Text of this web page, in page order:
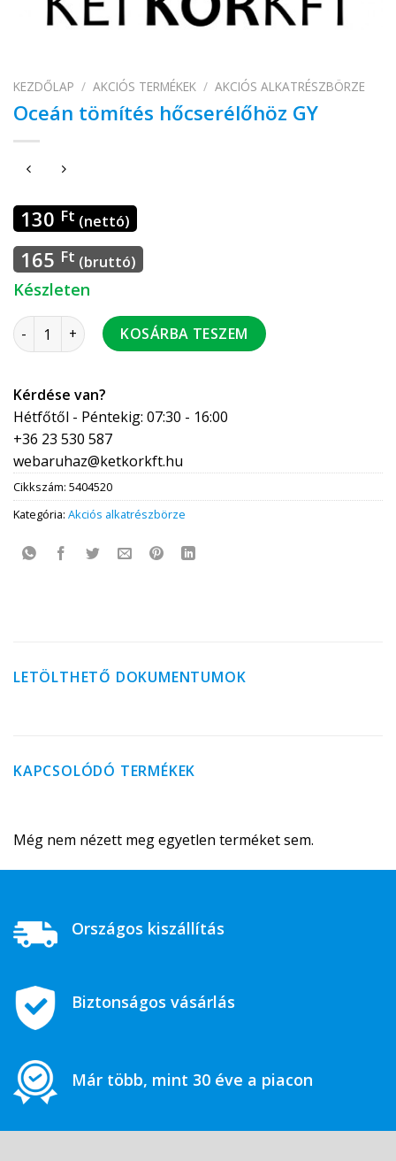
KEZDŐLAP / AKCIÓS TERMÉKEK / AKCIÓS ALKATRÉSZBÖRZE
Oceán tömítés hőcserélőhöz GY
130 Ft (nettó)
165 Ft (bruttó)
Készleten
Oceán tömítés hőcserélőhöz GY mennyiség
KOSÁRBA TESZEM
Kérdése van?
Hétfőtől - Péntekig: 07:30 - 16:00
+36 23 530 587
webaruhaz@ketkorkft.hu
Cikkszám: 5404520
Kategória: Akciós alkatrészbörze
LETÖLTHETŐ DOKUMENTUMOK
KAPCSOLÓDÓ TERMÉKEK
Még nem nézett meg egyetlen terméket sem.
Országos kiszállítás
Biztonságos vásárlás
Már több, mint 30 éve a piacon